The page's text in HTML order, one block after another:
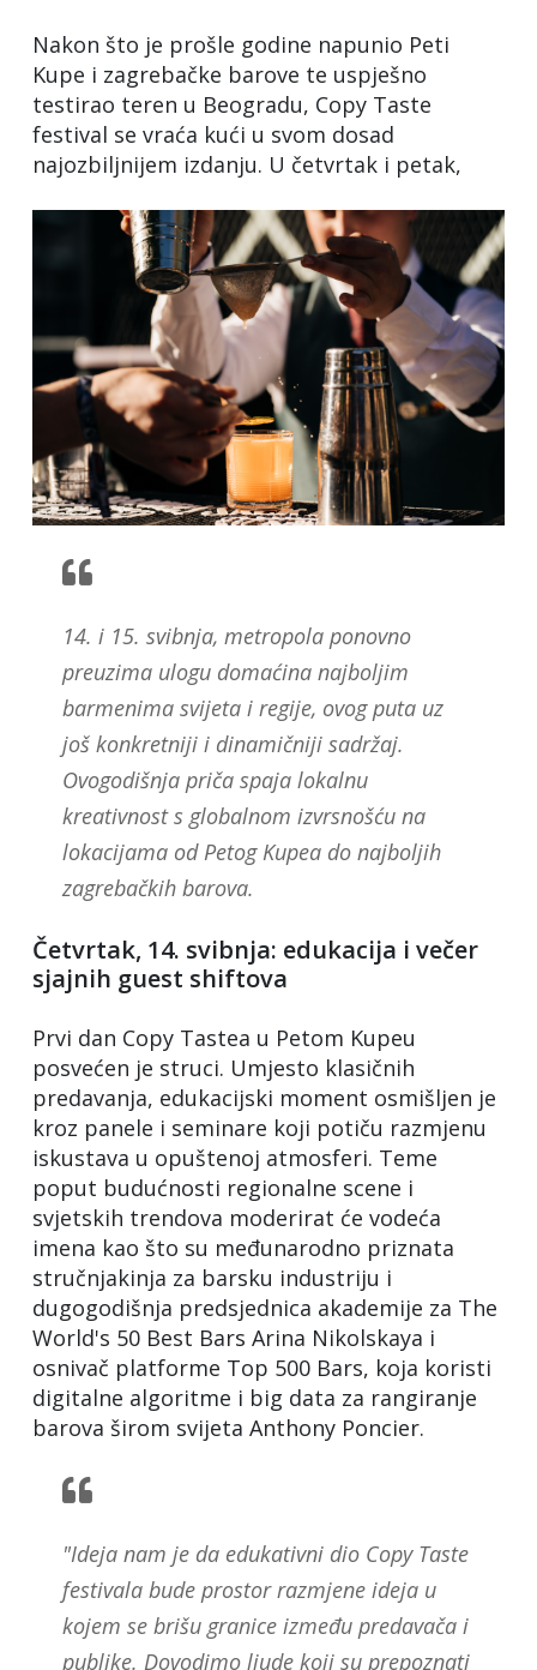
Nakon što je prošle godine napunio Peti
Kupe i zagrebačke barove te uspješno
testirao teren u Beogradu, Copy Taste
festival se vraća kući u svom dosad
najozbiljnijem izdanju. U četvrtak i petak,
14. i 15. svibnja, metropola ponovno
preuzima ulogu domaćina najboljim
barmenima svijeta i regije, ovog puta uz
još konkretniji i dinamičniji sadržaj.
Ovogodišnja priča spaja lokalnu
kreativnost s globalnom izvrsnošću na
lokacijama od Petog Kupea do najboljih
zagrebačkih barova.
Četvrtak, 14. svibnja: edukacija i večer
sjajnih guest shiftova
Prvi dan Copy Tastea u Petom Kupeu
posvećen je struci. Umjesto klasičnih
predavanja, edukacijski moment osmišljen je
kroz panele i seminare koji potiču razmjenu
iskustava u opuštenoj atmosferi. Teme
poput budućnosti regionalne scene i
svjetskih trendova moderirat će vodeća
imena kao što su međunarodno priznata
stručnjakinja za barsku industriju i
dugogodišnja predsjednica akademije za The
World's 50 Best Bars Arina Nikolskaya i
osnivač platforme Top 500 Bars, koja koristi
digitalne algoritme i big data za rangiranje
barova širom svijeta Anthony Poncier.
"Ideja nam je da edukativni dio Copy Taste
festivala bude prostor razmjene ideja u
kojem se brišu granice između predavača i
publike. Dovodimo ljude koji su prepoznati